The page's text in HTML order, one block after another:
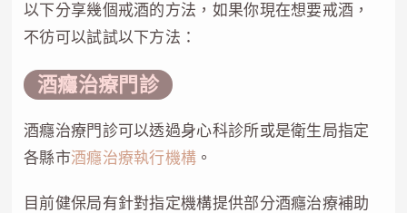
以下分享幾個戒酒的方法，如果你現在想要戒酒，
不彷可以試試以下方法：
酒癮治療門診
酒癮治療門診可以透過身心科診所或是衛生局指定
各縣市酒癮治療執行機構 。
目前健保局有針對指定機構提供部分酒癮治療補助